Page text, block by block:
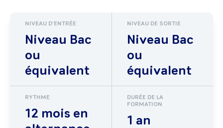
NIVEAU D'ENTRÉE
Niveau Bac
ou
équivalent
NIVEAU DE SORTIE
Niveau Bac
ou
équivalent
RYTHME
12 mois en
DURÉE DE LA
FORMATION
1 an